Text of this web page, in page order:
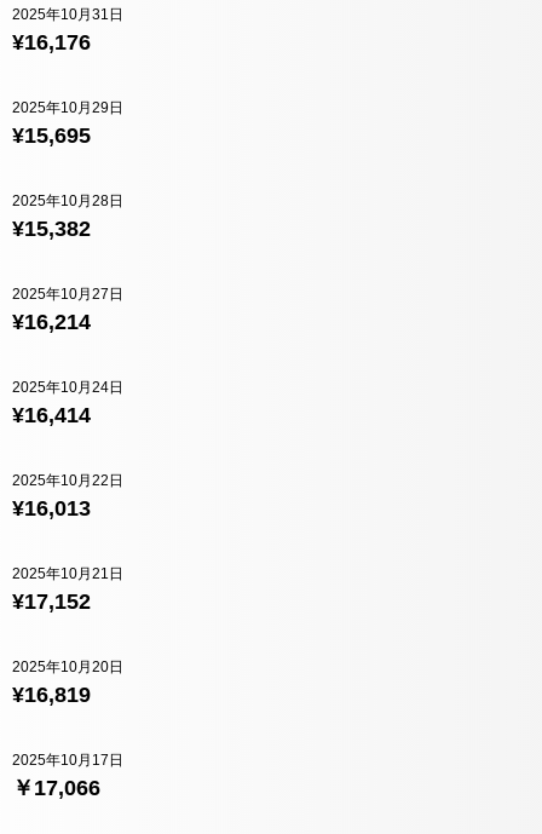
¥16,176
2025年10月31日
¥15,695
2025年10月29日
¥15,382
2025年10月28日
¥16,214
2025年10月27日
¥16,414
2025年10月24日
¥16,013
2025年10月22日
¥17,152
2025年10月21日
¥16,819
2025年10月20日
￥17,066
2025年10月17日